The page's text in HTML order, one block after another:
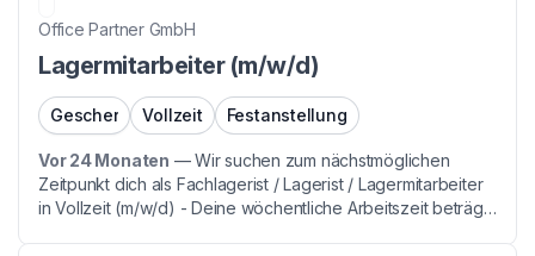
Office Partner GmbH
Lagermitarbeiter (m/w/d)
Gescher Vollzeit Festanstellung
Vor 24 Monaten —Wir suchen zum nächstmöglichen
Zeitpunkt dich als Fachlagerist / Lagerist / Lagermitarbeiter
in Vollzeit (m/w/d) - Deine wöchentliche Arbeitszeit beträgt